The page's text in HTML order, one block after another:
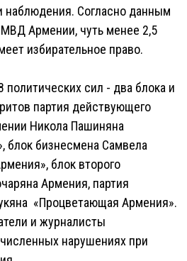
наблюдения. Согласно данным
Армении, чуть менее 2,5
избирательное право.
политических сил - два блока и
партия действующего
Никола Пашиняна
блок бизнесмена Самвела
блок второго
Армения, партия
«Процветающая Армения».
и журналисты
нарушениях при